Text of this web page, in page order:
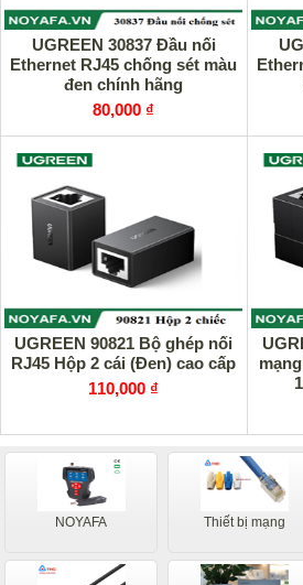
UGREEN 30837 Đầu nối
Ethernet RJ45 chống sét màu
đen chính hãng
80,000 ₫
UGREEN 90821 Bộ ghép nối
RJ45 Hộp 2 cái (Đen) cao cấp
110,000 ₫
NOYAFA Thiết bị mạng